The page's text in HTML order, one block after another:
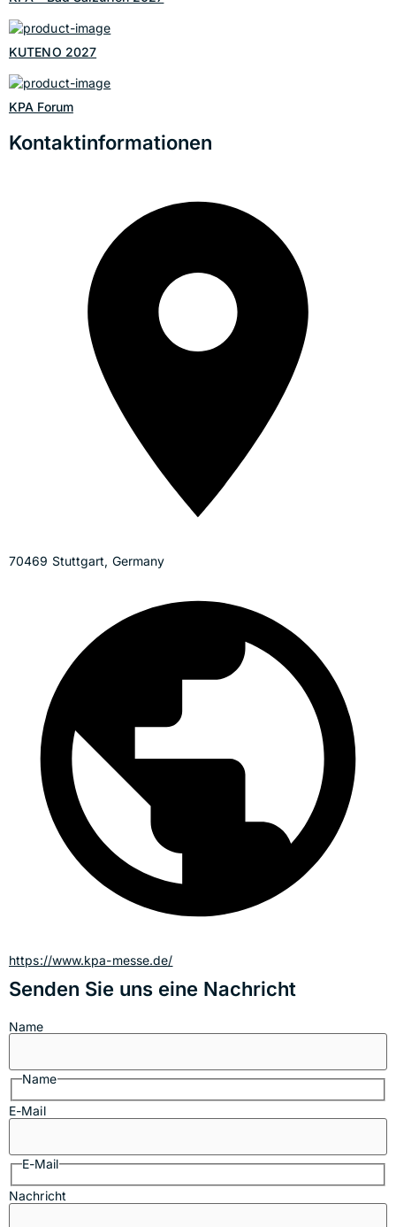
KUTENO 2027
KPA Forum
Kontaktinformationen
70469 Stuttgart, Germany
https://www.kpa-messe.de/
Senden Sie uns eine Nachricht
Name
Name
E-Mail
E-Mail
Nachricht